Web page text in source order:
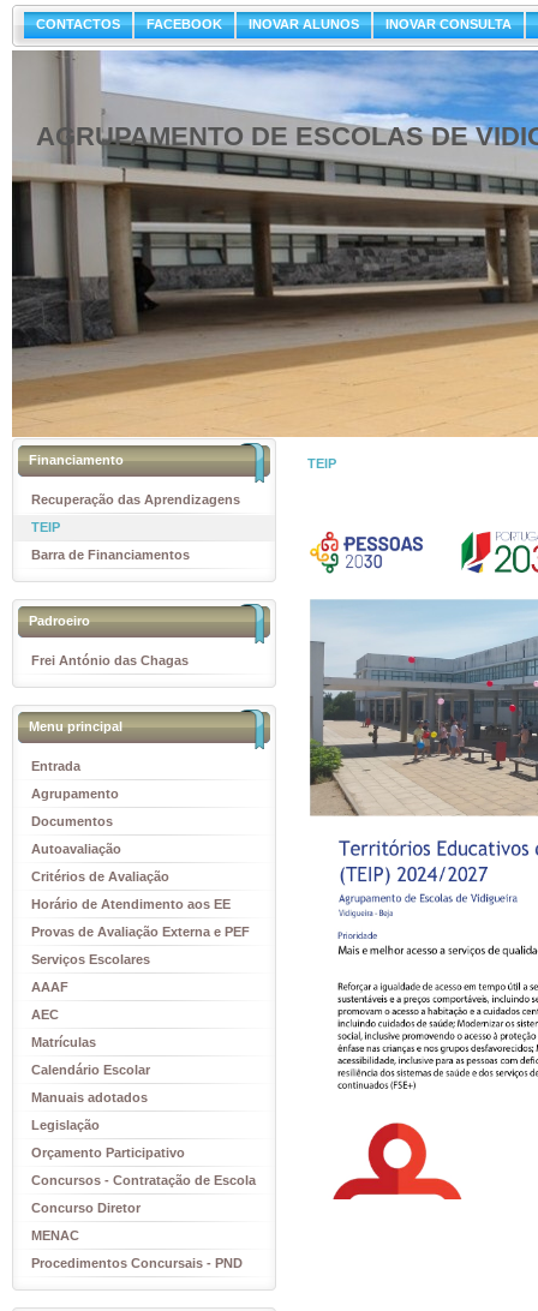
CONTACTOS FACEBOOK INOVAR ALUNOS INOVAR CONSULTA
AGRUPAMENTO DE ESCOLAS DE
Financiamento
Recuperação das Aprendizagens
TEIP
Barra de Financiamentos
Padroeiro
Frei António das Chagas
Menu principal
Entrada
Agrupamento
Documentos
Autoavaliação
Critérios de Avaliação
Horário de Atendimento aos EE
Provas de Avaliação Externa e PEF
Serviços Escolares
AAAF
AEC
Matrículas
Calendário Escolar
Manuais adotados
Legislação
Orçamento Participativo
Concursos - Contratação de Escola
Concurso Diretor
MENAC
Procedimentos Concursais - PND
TEIP